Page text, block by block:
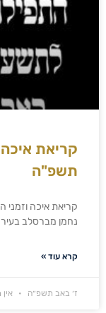
קריאת
תשפ"ה
קריאת איכה
נחמן מברסלב בעיר
קרא עוד »
ז׳ באב תשפ״ה אין